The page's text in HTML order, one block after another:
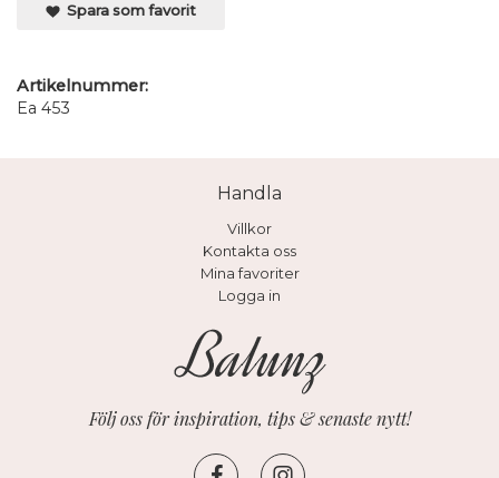
Spara som favorit
Artikelnummer:
Ea 453
Handla
Villkor
Kontakta oss
Mina favoriter
Logga in
Följ oss för inspiration, tips & senaste nytt!